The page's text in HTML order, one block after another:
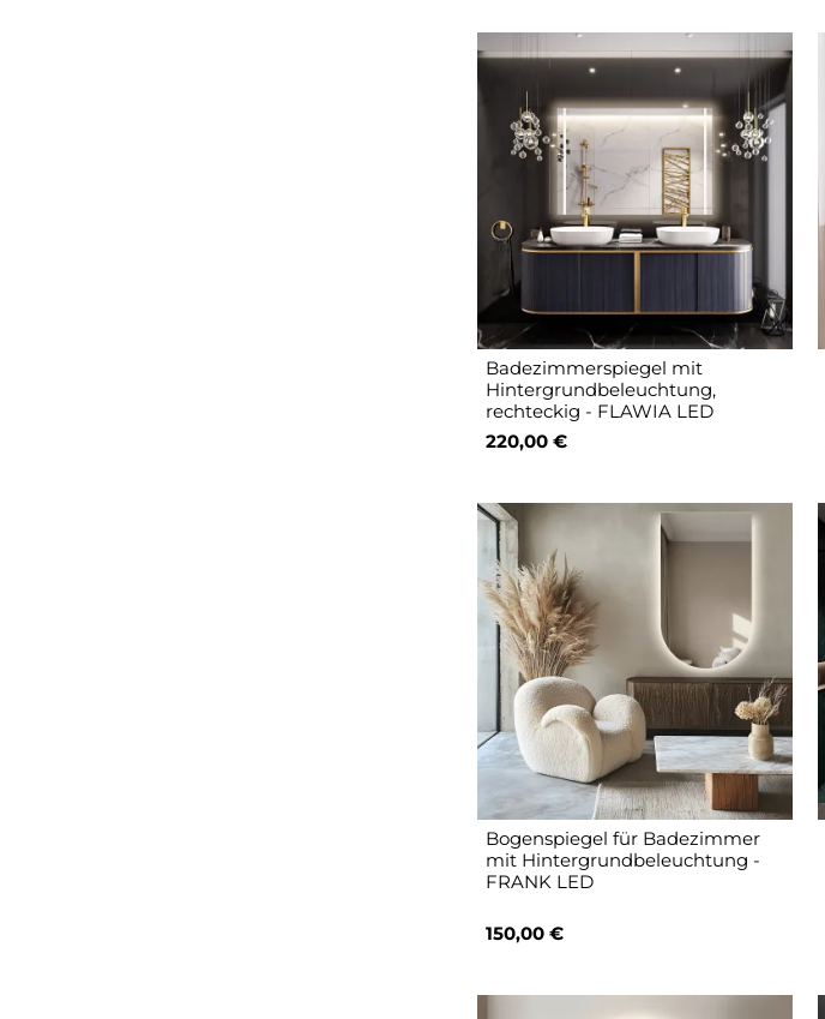
Badezimmerspiegel mit
Hintergrundbeleuchtung,
rechteckig - FLAWIA LED
220,00 €
Bogenspiegel für Badezimmer
mit Hintergrundbeleuchtung -
FRANK LED
150,00 €